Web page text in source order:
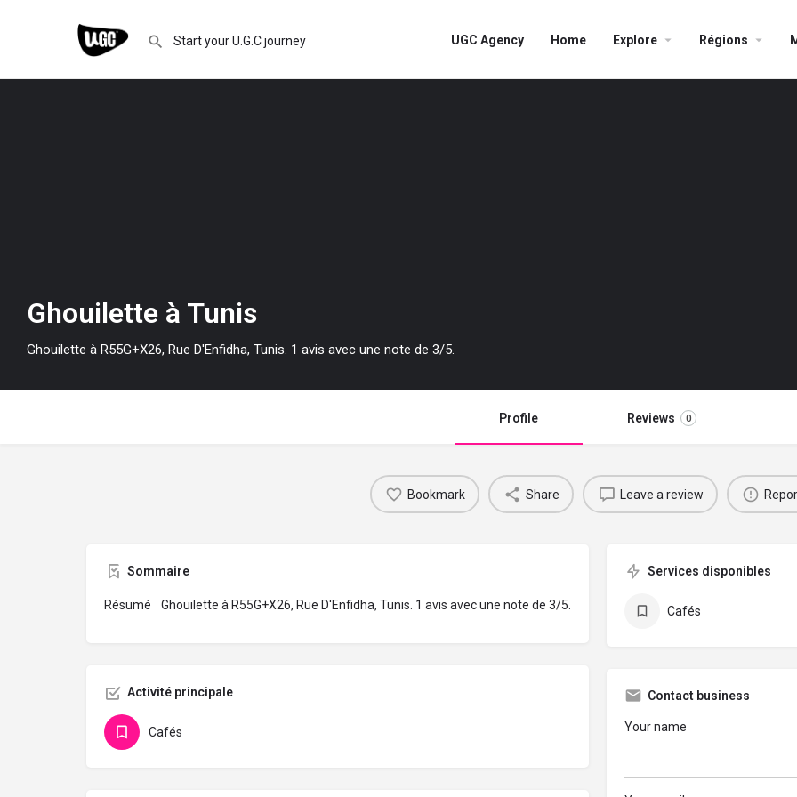
UGC Agency Home Explore Régions
Ghouilette à Tunis
Ghouilette à R55G+X26, Rue D'Enfidha, Tunis. 1 avis avec une note de 3/5.
Profile Reviews 0
Bookmark Share Leave a review
Sommaire
Résumé Ghouilette à R55G+X26, Rue D'Enfidha, Tunis. 1 avis avec une note de 3/5.
Activité principale
Cafés
Services disponibles
Cafés
Contact business
Your name